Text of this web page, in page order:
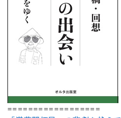
==================